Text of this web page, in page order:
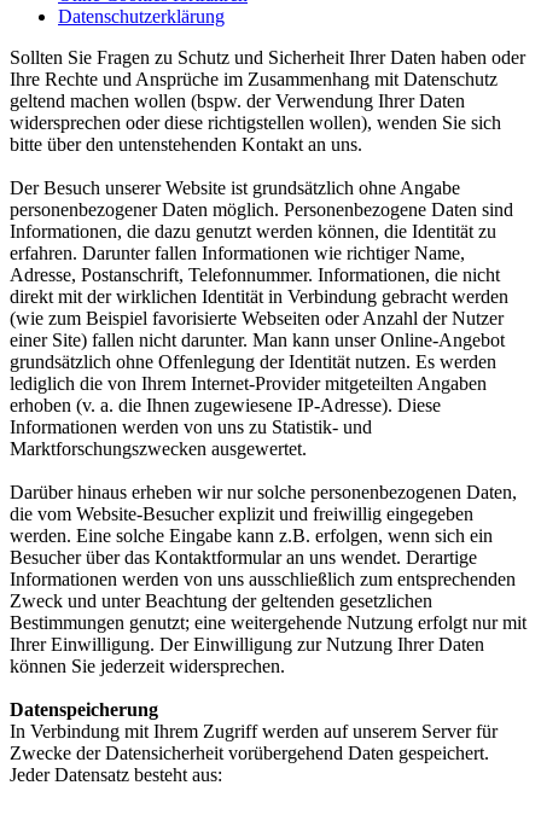
Datenschutzerklärung
Sollten Sie Fragen zu Schutz und Sicherheit Ihrer Daten haben oder
Ihre Rechte und Ansprüche im Zusammenhang mit Datenschutz
geltend machen wollen (bspw. der Verwendung Ihrer Daten
widersprechen oder diese richtigstellen wollen), wenden Sie sich
bitte über den untenstehenden Kontakt an uns.
Der Besuch unserer Website ist grundsätzlich ohne Angabe
personenbezogener Daten möglich. Personenbezogene Daten sind
Informationen, die dazu genutzt werden können, die Identität zu
erfahren. Darunter fallen Informationen wie richtiger Name,
Adresse, Postanschrift, Telefonnummer. Informationen, die nicht
direkt mit der wirklichen Identität in Verbindung gebracht werden
(wie zum Beispiel favorisierte Webseiten oder Anzahl der Nutzer
einer Site) fallen nicht darunter. Man kann unser Online-Angebot
grundsätzlich ohne Offenlegung der Identität nutzen. Es werden
lediglich die von Ihrem Internet-Provider mitgeteilten Angaben
erhoben (v. a. die Ihnen zugewiesene IP-Adresse). Diese
Informationen werden von uns zu Statistik- und
Marktforschungszwecken ausgewertet.
Darüber hinaus erheben wir nur solche personenbezogenen Daten,
die vom Website-Besucher explizit und freiwillig eingegeben
werden. Eine solche Eingabe kann z.B. erfolgen, wenn sich ein
Besucher über das Kontaktformular an uns wendet. Derartige
Informationen werden von uns ausschließlich zum entsprechenden
Zweck und unter Beachtung der geltenden gesetzlichen
Bestimmungen genutzt; eine weitergehende Nutzung erfolgt nur mit
Ihrer Einwilligung. Der Einwilligung zur Nutzung Ihrer Daten
können Sie jederzeit widersprechen.
Datenspeicherung
In Verbindung mit Ihrem Zugriff werden auf unserem Server für
Zwecke der Datensicherheit vorübergehend Daten gespeichert.
Jeder Datensatz besteht aus: